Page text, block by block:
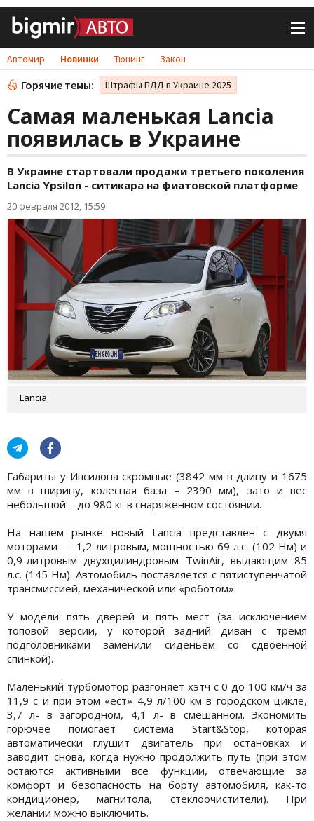
Автомир Новинки Тюнинг Закон
Горячие темы: Штрафы ПДД в Украине 2025
Самая маленькая Lancia
появилась в Украине
В Украине стартовали продажи третьего поколения
Lancia Ypsilon - ситикара на фиатовской платформе
20 февраля 2012, 15:59
Lancia
Габариты у Ипсилона скромные (3842 мм в длину и 1675
мм в ширину, колесная база – 2390 мм), зато и вес
небольшой – до 980 кг в снаряженном состоянии.
На нашем рынке новый Lancia представлен с двумя
моторами — 1,2-литровым, мощностью 69 л.с. (102 Нм) и
0,9-литровым двухцилиндровым TwinAir, выдающим 85
л.с. (145 Нм). Автомобиль поставляется с пятиступенчатой
трансмиссией, механической или «роботом».
У модели пять дверей и пять мест (за исключением
топовой версии, у которой задний диван с тремя
подголовниками заменили сиденьем со сдвоенной
спинкой).
Маленький турбомотор разгоняет хэтч с 0 до 100 км/ч за
11,9 с и при этом «ест» 4,9 л/100 км в городском цикле,
3,7 л- в загородном, 4,1 л- в смешанном. Экономить
горючее помогает система Start&Stop, которая
автоматически глушит двигатель при остановках и
заводит снова, когда нужно продолжить путь (при этом
остаются активными все функции, отвечающие за
комфорт и безопасность на борту автомобиля, как-то
кондиционер, магнитола, стеклоочистители). При
желании можно выключить.